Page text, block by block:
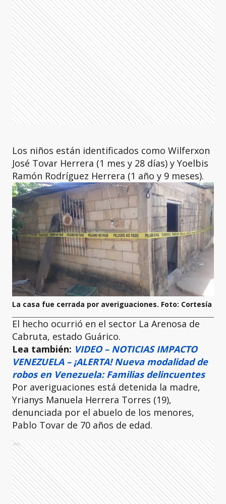
Los niños están identificados como Wilferxon
José Tovar Herrera (1 mes y 28 días) y Yoelbis
Ramón Rodríguez Herrera (1 año y 9 meses).
La casa fue cerrada por averiguaciones. Foto: Cortesía
El hecho ocurrió en el sector La Arenosa de
Cabruta, estado Guárico.
Lea también: VIDEO – NOTICIAS IMPACTO
VENEZUELA – ¡ALERTA! Nueva modalidad de
robos en Venezuela: Familias delincuentes
Por averiguaciones está detenida la madre,
Yrianys Manuela Herrera Torres (19),
denunciada por el abuelo de los menores,
Pablo Tovar de 70 años de edad.
Ads